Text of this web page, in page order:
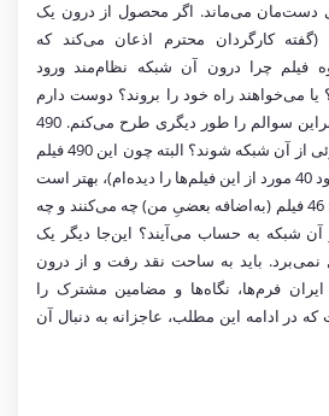
490 فیلم روی دست‌مان می‌ماند. اگر محصول از درون یک
کارگردان محترم اذعان می‌کند که
فیلم چرا درون آن شبکه نظام‌مند ورود
یا می‌خواهند راه خود را بروند؟ دوست دارم
همه در این بازی باشند. بنابراین سوالم را طور دیگری طرح می‌کنم. 490
فیلم باید چه کار کنند، که جزئی از آن شبکه شوند؟ البته چون این 490 فیلم
عرضه نشده‌اند (من تنها حدود 40 مورد از این فیلم‌ها را دیده‌ام)، بهتر است
باز هم در سوال دست ببرم: 46 فیلم (به‌اضافه بعضیِ من) چه می‌کنند و چه
آن شبکه به حساب می‌آیند؟ این‌جا دیگر یک
نمی‌برد. باید به ساحت نقد رفت و از درون
فرم‌ها، نگاه‌ها و مضامین مشترک را
در ادامه این مطلب، عاجزانه به دنبال آن